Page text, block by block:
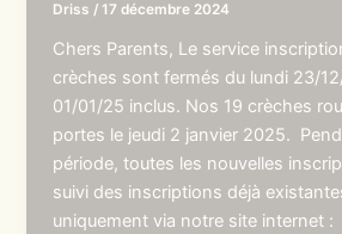
Driss /17 décembre 2024
Chers Parents, Le service
crèches sont fermés du lundi 23/
01/01/25 inclus. Nos 19 crèches
portes le jeudi 2 janvier 2025.
période, toutes les nouvelles
suivi des inscriptions déjà
uniquement via notre site internet :